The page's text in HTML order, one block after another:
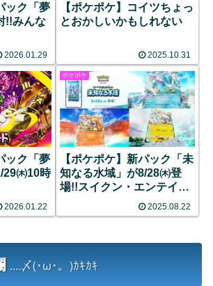
ック「夢
!!みんな
2026.01.29
【ポケポケ】コイツちょっ
とおかしいかもしれない
2025.10.31
ック「夢
29㈭10時
2026.01.22
ポケポケ
【ポケポケ】新パック「未
知なる水域」が8/28㈭登
場!!スイクン・エンテイ・
ライコウのexなどが収録
2025.08.22
....〆(･ω･。)ｶｷｶｷ